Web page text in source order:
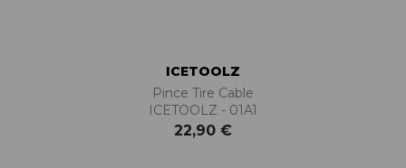
ICETOOLZ
Pince Tire Cable
ICETOOLZ - 01A1
22,90 €